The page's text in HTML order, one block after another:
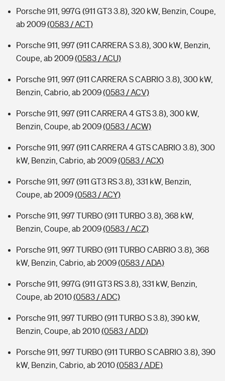
Porsche 911, 997G (911 GT3 3.8), 320 kW, Benzin, Coupe,
ab 2009(0583 / ACT)
Porsche 911, 997 (911 CARRERA S 3.8), 300 kW, Benzin,
Coupe, ab 2009(0583 / ACU)
Porsche 911, 997 (911 CARRERA S CABRIO 3.8), 300 kW,
Benzin, Cabrio, ab 2009(0583 / ACV)
Porsche 911, 997 (911 CARRERA 4 GTS 3.8), 300 kW,
Benzin, Coupe, ab 2009(0583 / ACW)
Porsche 911, 997 (911 CARRERA 4 GTS CABRIO 3.8), 300
kW, Benzin, Cabrio, ab 2009(0583 / ACX)
Porsche 911, 997 (911 GT3 RS 3.8), 331 kW, Benzin,
Coupe, ab 2009(0583 / ACY)
Porsche 911, 997 TURBO (911 TURBO 3.8), 368 kW,
Benzin, Coupe, ab 2009(0583 / ACZ)
Porsche 911, 997 TURBO (911 TURBO CABRIO 3.8), 368
kW, Benzin, Cabrio, ab 2009(0583 / ADA)
Porsche 911, 997G (911 GT3 RS 3.8), 331 kW, Benzin,
Coupe, ab 2010(0583 / ADC)
Porsche 911, 997 TURBO (911 TURBO S 3.8), 390 kW,
Benzin, Coupe, ab 2010(0583 / ADD)
Porsche 911, 997 TURBO (911 TURBO S CABRIO 3.8), 390
kW, Benzin, Cabrio, ab 2010(0583 / ADE)